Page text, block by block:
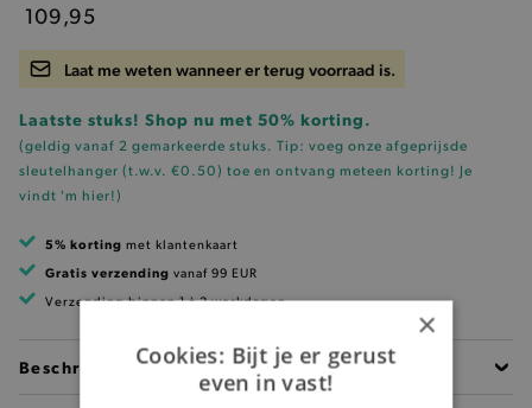
109,95
Laat me weten wanneer er terug voorraad is.
Laatste stuks! Shop nu met 50% korting.
(geldig vanaf 2 gemarkeerde stuks. Tip: voeg onze afgeprijsde
sleutelhanger (t.w.v. €0.50) toe en ontvang meteen korting! Je
vindt 'm hier!)
5% korting met klantenkaart
Gratis verzending vanaf 99 EUR
Verzending binnen 1 à 2 werkdagen
Beschrijving
×
Cookies: Bijt je er gerust
even in vast!